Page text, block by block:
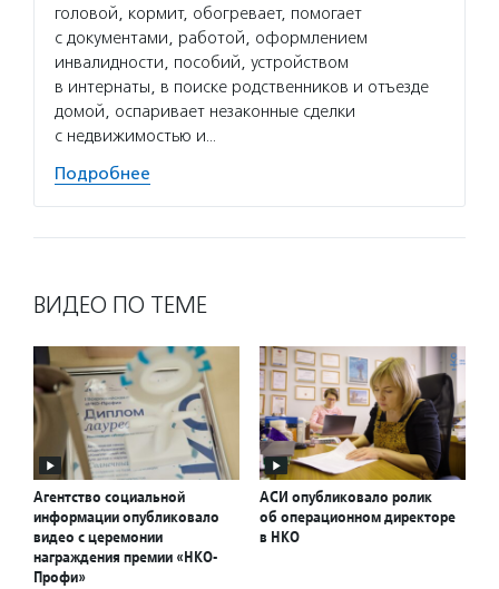
головой, кормит, обогревает, помогает
с документами, работой, оформлением
инвалидности, пособий, устройством
в интернаты, в поиске родственников и отъезде
домой, оспаривает незаконные сделки
с недвижимостью и…
Подробнее
ВИДЕО ПО ТЕМЕ
Агентство социальной
информации опубликовало
видео с церемонии
награждения премии «НКО-
Профи»
АСИ опубликовало ролик
об операционном директоре
в НКО